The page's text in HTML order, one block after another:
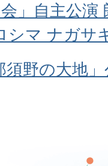
」自主公演
シマ ナガサ
須野の大地